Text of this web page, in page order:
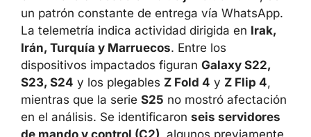
un patrón constante de entrega vía WhatsApp.
La telemetría indica actividad dirigida en Irak,
Irán, Turquía y Marruecos. Entre los
dispositivos impactados figuran Galaxy S22,
S23, S24 y los plegables Z Fold 4 y Z Flip 4,
mientras que la serie S25 no mostró afectación
en el análisis. Se identificaron seis servidores
de mando y control (C2), algunos previamente